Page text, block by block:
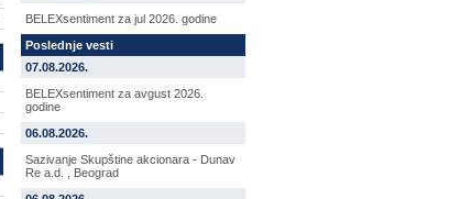
BELEXsentiment za jul 2026. godine
Poslednje vesti
07.08.2026.
BELEXsentiment za avgust 2026.
godine
06.08.2026.
Sazivanje Skupštine akcionara - Dunav
Re a.d. , Beograd